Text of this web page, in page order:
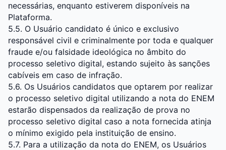
necessárias, enquanto estiverem disponíveis na
Plataforma.
5.5. O Usuário candidato é único e exclusivo
responsável civil e criminalmente por toda e qualquer
fraude e/ou falsidade ideológica no âmbito do
processo seletivo digital, estando sujeito às sanções
cabíveis em caso de infração.
5.6. Os Usuários candidatos que optarem por realizar
o processo seletivo digital utilizando a nota do ENEM
estarão dispensados da realização de prova no
processo seletivo digital caso a nota fornecida atinja
o mínimo exigido pela instituição de ensino.
5.7. Para a utilização da nota do ENEM, os Usuários